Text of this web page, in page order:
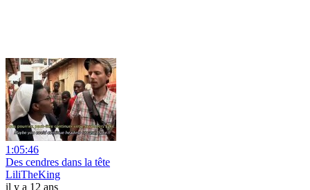
1:05:46
Des cendres dans la tête
LiliTheKing
il y a 12 ans